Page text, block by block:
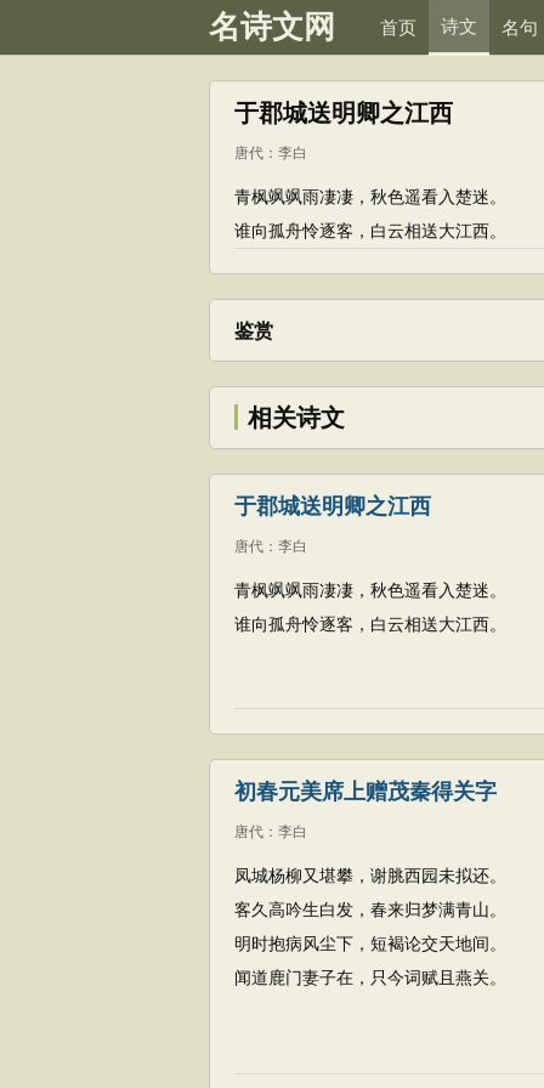
名诗文网 首页 诗文 名句
于郡城送明卿之江西
唐代 ： 李白
青枫飒飒雨凄凄，秋色遥看入楚迷。
谁向孤舟怜逐客，白云相送大江西。
鉴赏
相关诗文
于郡城送明卿之江西
唐代 ： 李白
青枫飒飒雨凄凄，秋色遥看入楚迷。
谁向孤舟怜逐客，白云相送大江西。
初春元美席上赠茂秦得关字
唐代 ： 李白
凤城杨柳又堪攀，谢脁西园未拟还。
客久高吟生白发，春来归梦满青山。
明时抱病风尘下，短褐论交天地间。
闻道鹿门妻子在，只今词赋且燕关。